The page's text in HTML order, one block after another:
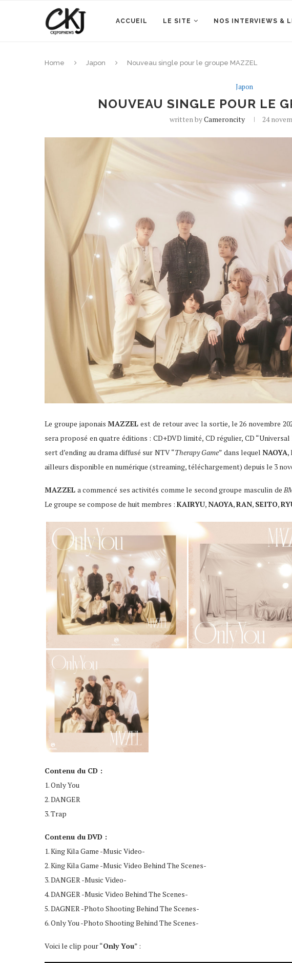
ACCUEIL LE SITE NOS INTERVIEWS &
Home Japon Nouveau single pour le groupe MAZZEL
Japon
NOUVEAU SINGLE POUR LE
written byCameroncity 24
Le groupe japonaisMAZZEL est de retour avec la sortie, le 26 novembre
sera proposé en quatre éditions : CD+DVD limité, CD régulier, CD
sert d’ending au drama diffusé sur NTV “Therapy Game” dans lequelNAOYA,
ailleurs disponible en numérique (streaming, téléchargement) depuis le 3
MAZZEL a commencé ses activités comme le second groupe masculin de
Le groupe se compose de huit membres : KAIRYU,NAOYA,RAN, SEITO,
Contenu du CD :
1. Only You
2. DANGER
3. Trap
Contenu du DVD :
1. King Kila Game -Music Video-
2. King Kila Game -Music Video Behind The Scenes-
3. DANGER -Music Video-
4. DANGER -Music Video Behind The Scenes-
5. DAGNER -Photo Shooting Behind The Scenes-
6. Only You -Photo Shooting Behind The Scenes-
Voici le clip pour “Only You” :